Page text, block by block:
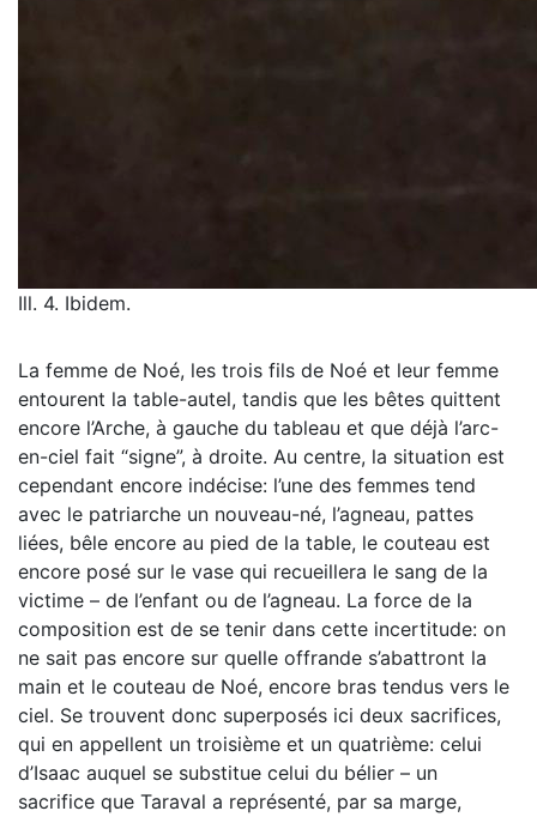
Ill. 4. Ibidem.
La femme de Noé, les trois fils de Noé et leur femme
entourent la table-autel, tandis que les bêtes quittent
encore l’Arche, à gauche du tableau et que déjà l’arc-
en-ciel fait “signe”, à droite. Au centre, la situation est
cependant encore indécise: l’une des femmes tend
avec le patriarche un nouveau-né, l’agneau, pattes
liées, bêle encore au pied de la table, le couteau est
encore posé sur le vase qui recueillera le sang de la
victime – de l’enfant ou de l’agneau. La force de la
composition est de se tenir dans cette incertitude: on
ne sait pas encore sur quelle offrande s’abattront la
main et le couteau de Noé, encore bras tendus vers le
ciel. Se trouvent donc superposés ici deux sacrifices,
qui en appellent un troisième et un quatrième: celui
d’Isaac auquel se substitue celui du bélier – un
sacrifice que Taraval a représenté, par sa marge,